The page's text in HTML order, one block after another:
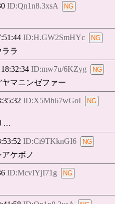
ID:Qn1n8.3xsA
ID:H.GW2SmHYc
ラ
ID:mw7u/6KZyg
マニンゼファー
ID:X5Mh67wGoI
…
ID:Ci9TKknGI6
ケボノ
ID:McvIYjI71g